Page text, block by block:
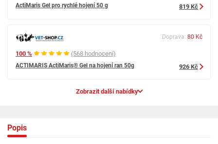
ActiMaris Gel pro rychlé hojení 50 g 819 Kč
100 % (568 hodnocení)
ACTIMARIS ActiMaris® Gel na hojení ran 50g
Doprava: 80 Kč
926 Kč
Zobrazit další nabídky
Popis